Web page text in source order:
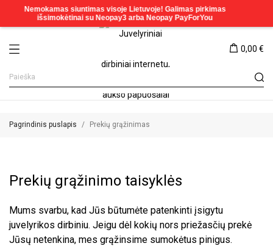
0,00 €
Pagrindinis puslapis Prekių grąžinimas
Prekių grąžinimo taisyklės
Mums svarbu, kad Jūs būtumėte patenkinti įsigytu
juvelyrikos dirbiniu. Jeigu dėl kokių nors priežasčių prekė
Jūsų netenkina, mes grąžinsime sumokėtus pinigus.